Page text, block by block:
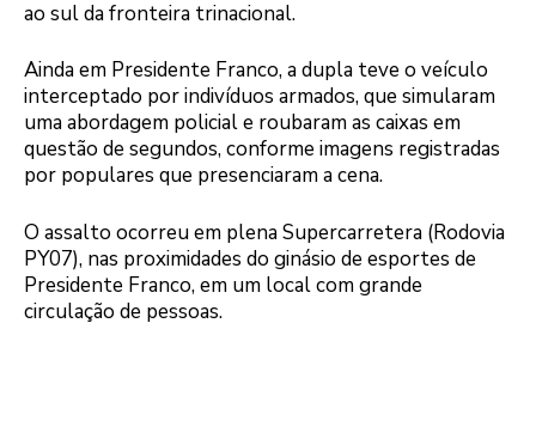
ao sul da fronteira trinacional.
Ainda em Presidente Franco, a dupla teve o veículo
interceptado por indivíduos armados, que simularam
uma abordagem policial e roubaram as caixas em
questão de segundos, conforme imagens registradas
por populares que presenciaram a cena.
O assalto ocorreu em plena Supercarretera (Rodovia
PY07), nas proximidades do ginásio de esportes de
Presidente Franco, em um local com grande
circulação de pessoas.